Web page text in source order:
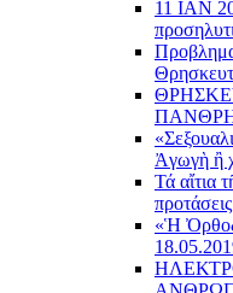
11 ΙΑΝ
Ἀγωγὴ ἢ
Τά αἴτια
«Ἡ